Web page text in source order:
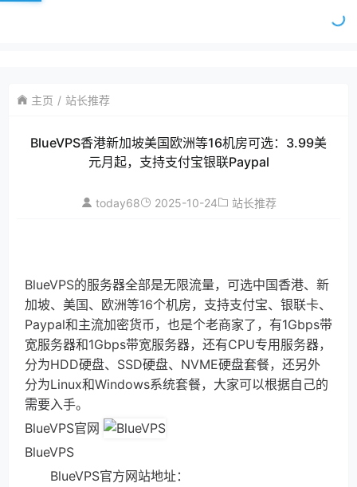
主页 站长推荐
BlueVPS香港新加坡美国欧洲等16机房可选：3.99美
元月起，支持支付宝银联Paypal
today68 2025-10-24 站长推荐
BlueVPS的服务器全部是无限流量，可选中国香港、新
加坡、美国、欧洲等16个机房，支持支付宝、银联卡、
Paypal和主流加密货币，也是个老商家了，有1Gbps带
宽服务器和1Gbps带宽服务器，还有CPU专用服务器，
分为HDD硬盘、SSD硬盘、NVME硬盘套餐，还另外
分为Linux和Windows系统套餐，大家可以根据自己的
需要入手。
BlueVPS官网
BlueVPS
BlueVPS官方网站地址：